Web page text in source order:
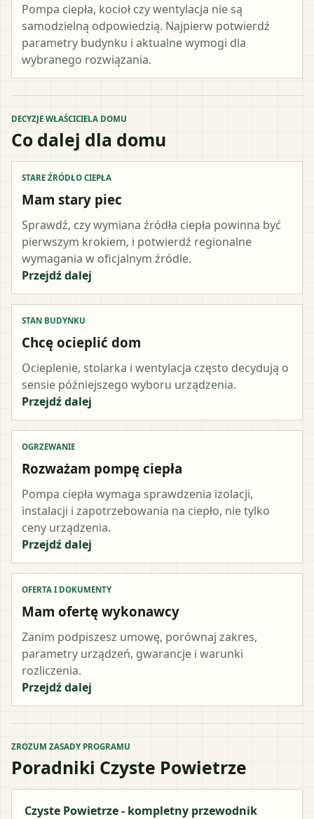
Pompa ciepła, kocioł czy wentylacja nie są
samodzielną odpowiedzią. Najpierw potwierdź
parametry budynku i aktualne wymogi dla
wybranego rozwiązania.
DECYZJE WŁAŚCICIELA DOMU
Co dalej dla domu
STARE ŹRÓDŁO CIEPŁA
Mam stary piec
Sprawdź, czy wymiana źródła ciepła powinna być
pierwszym krokiem, i potwierdź regionalne
wymagania w oficjalnym źródle.
Przejdź dalej
STAN BUDYNKU
Chcę ocieplić dom
Ocieplenie, stolarka i wentylacja często decydują o
sensie późniejszego wyboru urządzenia.
Przejdź dalej
OGRZEWANIE
Rozważam pompę ciepła
Pompa ciepła wymaga sprawdzenia izolacji,
instalacji i zapotrzebowania na ciepło, nie tylko
ceny urządzenia.
Przejdź dalej
OFERTA I DOKUMENTY
Mam ofertę wykonawcy
Zanim podpiszesz umowę, porównaj zakres,
parametry urządzeń, gwarancje i warunki
rozliczenia.
Przejdź dalej
ZROZUM ZASADY PROGRAMU
Poradniki Czyste Powietrze
Czyste Powietrze - kompletny przewodnik